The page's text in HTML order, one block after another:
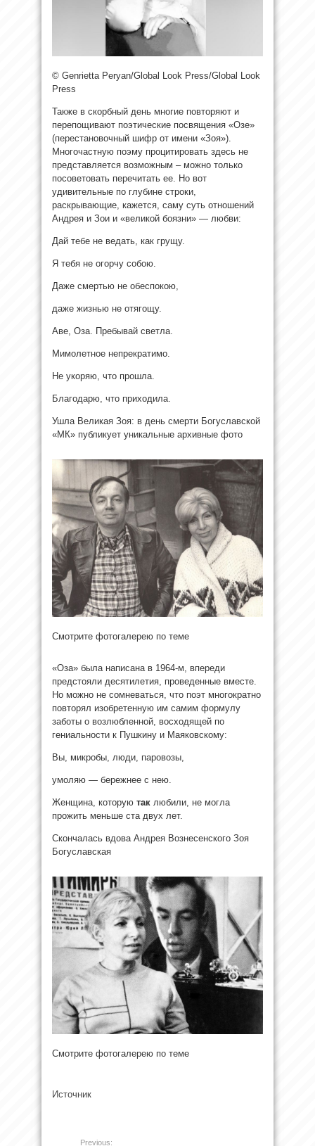
© Genrietta Peryan/Global Look Press/Global Look
Press
Также в скорбный день многие повторяют и
перепощивают поэтические посвящения «Озе»
(перестановочный шифр от имени «Зоя»).
Многочастную поэму процитировать здесь не
представляется возможным – можно только
посоветовать перечитать ее. Но вот
удивительные по глубине строки,
раскрывающие, кажется, саму суть отношений
Андрея и Зои и «великой боязни» — любви:
Дай тебе не ведать, как грущу.
Я тебя не огорчу собою.
Даже смертью не обеспокою,
даже жизнью не отягощу.
Аве, Оза. Пребывай светла.
Мимолетное непрекратимо.
Не укоряю, что прошла.
Благодарю, что приходила.
Ушла Великая Зоя: в день смерти Богуславской
«МК» публикует уникальные архивные фото
Смотрите фотогалерею по теме
«Оза» была написана в 1964-м, впереди
предстояли десятилетия, проведенные вместе.
Но можно не сомневаться, что поэт многократно
повторял изобретенную им самим формулу
заботы о возлюбленной, восходящей по
гениальности к Пушкину и Маяковскому:
Вы, микробы, люди, паровозы,
умоляю — бережнее с нею.
Женщина, которую так любили, не могла
прожить меньше ста двух лет.
Скончалась вдова Андрея Вознесенского Зоя
Богуславская
Смотрите фотогалерею по теме
Источник
Previous: